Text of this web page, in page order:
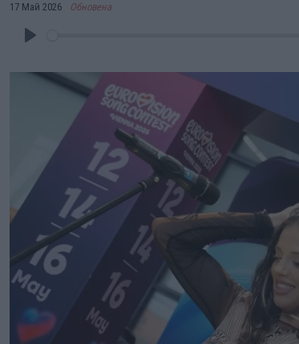
17 Май 2026 Обновена